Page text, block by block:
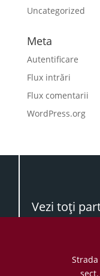
Uncategorized
Meta
Autentificare
Flux intrări
Flux comentarii
WordPress.org
Vezi toţi
Strada